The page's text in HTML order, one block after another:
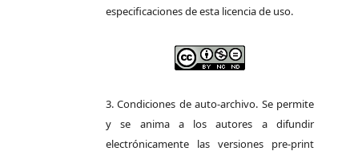
especificaciones de esta licencia de uso.
3. Condiciones de auto-archivo. Se permite
y se anima a los autores a difundir
electrónicamente las versiones pre-print